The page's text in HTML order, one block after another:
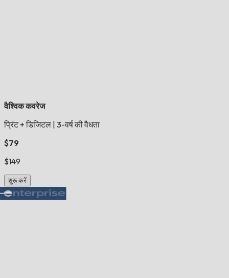
वैश्विक कवरेज
प्रिंट + डिजिटल 3-वर्ष की वैधता
$79
$149
शुरू करें